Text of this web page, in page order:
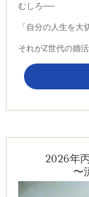
むしろ──
「自分の人生を大
それがZ世代の婚
2026年
〜